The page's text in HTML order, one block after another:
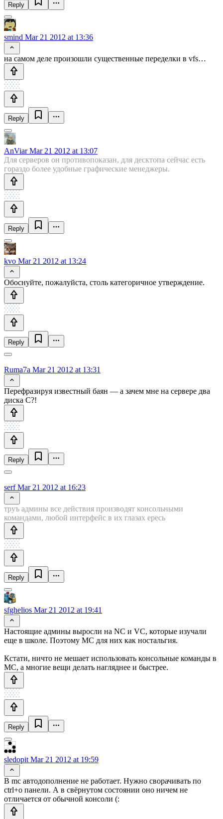
Reply
smind Mar 21 2012 at 13:36
на самом деле произошли существенные переделки в vfs…
Reply
AnViarMar 21 2012 at 13:07
Для серверов он противопоказан, для десктопа сейчас есть
гораздо более удобные графические менеджеры.
Reply
kvo Mar 21 2012 at 13:24
Обоснуйте, пожалуйста, столь категоричное утверждение.
Reply
Ruma7a Mar 21 2012 at 13:31
Перефразируя известный баян — а зачем мне на сервере два
диска C?!
Reply
serfMar 21 2012 at 16:23
труъ админы все действия производят консольными
командами, любой интерфейс в их глазах ересь
Reply
sfghelios Mar 21 2012 at 19:41
Настоящие админы выросли на NC и VC, которые изучали
еще в школе. Поэтому MC для них как ностальгия.
Кстати, ничто не мешает использовать консольные команды в
MC, а многие вещи делать нагляднее и быстрее.
Reply
sledopit Mar 21 2012 at 19:59
В mc автодополнение не работает. Нужно сворачивать по
ctrl+o панели. А в свёрнутом состоянии оно ничем не
отличается от обычной консоли (: